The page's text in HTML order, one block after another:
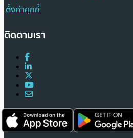
ตั้งค่าคุกกี้
ติดตามเรา